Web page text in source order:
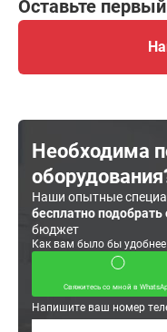
Оставьте
Необходима
Наши опытные
бесплатно
бюджет
Как вам было бы
Свяжитесь со мной в
Напишите ваш номер